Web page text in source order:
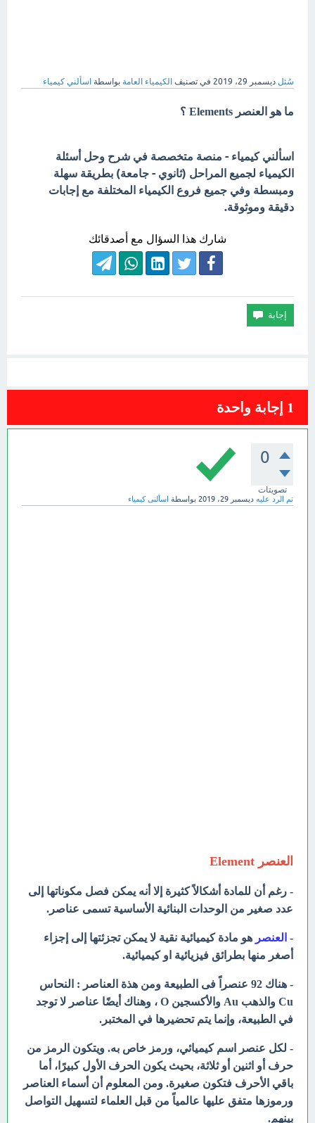
سُئل ديسمبر 29، 2019 في تصنيف الكيمياء العامة بواسطة اسألني كيمياء
ما هو العنصر Elements ؟
اسألني كيمياء - منصة متخصصة في شرح وحل أسئلة
الكيمياء لجميع المراحل (ثانوي - جامعة) بطريقة سهلة
ومبسطة وفي جميع فروع الكيمياء المختلفة مع إجابات
دقيقة وموثوقة.
شارك هذا السؤال مع أصدقائك
1 إجابة واحدة
0
تصويتات
تم الرد عليه ديسمبر 29، 2019 بواسطة اسألنى كيمياء
العنصر Element
- رغم أن للمادة أشكالاً كثيرة إلا أنه يمكن فصل مكوناتها إلى
عدد صغير من الوحدات البنائية الأساسية تسمى عناصر.
- العنصر هو مادة كيميائية نقية لا يمكن تجزئتها إلى إجزاء
أصغر منها بطرائق فيزيائية او كيميائية.
- هناك 92 عنصراً فى الطبيعة ومن هذة العناصر : النحاس
Cu والذهب
Au
والأكسجين O ، وهناك أيضًا عناصر لا توجد
في الطبيعة، وإنما يتم تحضيرها في المختبر.
- لكل عنصر اسم كيميائي، ورمز خاص به. ويتكون الرمز من
حرف أو اثنين أو ثلاثة، بحيث يكون الحرف الأول كبيرًا، أما
باقي الأحرف فتكون صغيرة. ومن المعلوم أن أسماء العناصر
ورموزها متفق عليها عالمياً من قبل العلماء لتسهيل التواصل
بينهم.